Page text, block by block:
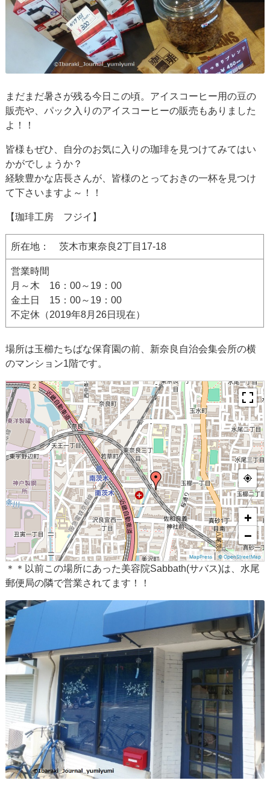
まだまだ暑さが残る今日この頃。アイスコーヒー用の豆の
販売や、パック入りのアイスコーヒーの販売もありました
よ！！
皆様もぜひ、自分のお気に入りの珈琲を見つけてみてはい
かがでしょうか？
経験豊かな店長さんが、皆様のとっておきの一杯を見つけ
て下さいますよ～！！
【珈琲工房 フジイ】
所在地： 茨木市東奈良2丁目17-18
営業時間
月～木 16：00～19：00
金土日 15：00～19：00
不定休（2019年8月26日現在）
場所は玉櫛たちばな保育園の前、新奈良自治会集会所の横
のマンション1階です。
+
−
MapPress|© OpenStreetMap
＊＊以前この場所にあった美容院Sabbath(サバス)は、水尾
郵便局の隣で営業されてます！！